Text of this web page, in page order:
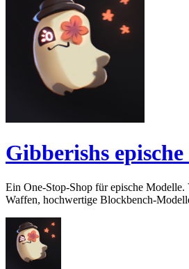
Gibberishs
Ein One-Stop-Shop für epische Modelle.
Waffen, hochwertige Blockbench-